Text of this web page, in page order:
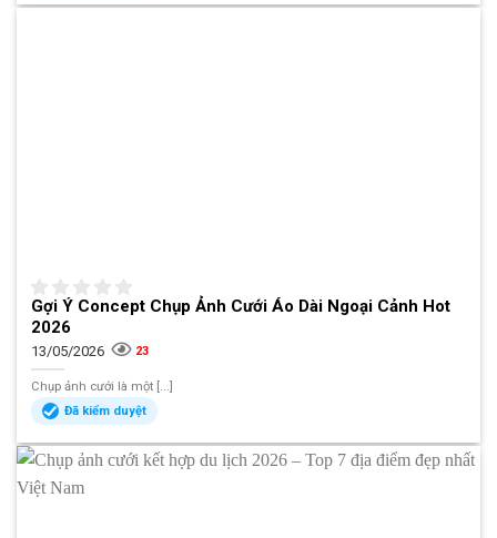
Gợi Ý Concept Chụp Ảnh Cưới Áo Dài Ngoại Cảnh Hot
2026
13/05/2026 23
Chụp ảnh cưới là một [...]
Đã kiểm duyệt